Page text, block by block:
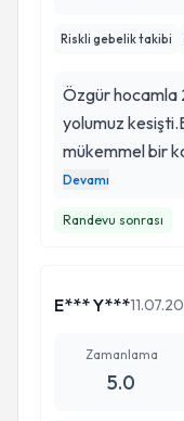
Riskli gebelik takibi
Özgür hocamla
yolumuz
mükemmel bir
hocama
Devamı
Randevu sonrası
E*** Y***
Zamanlama
5.0